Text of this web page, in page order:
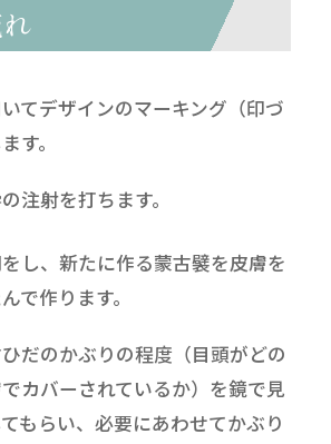
てデザインのマーキング（印づ
す。
注射を打ちます。
し、新たに作る蒙古襞を皮膚を
で作ります。
だのかぶりの程度（目頭がどの
カバーされているか）を鏡で見
もらい、必要にあわせてかぶり